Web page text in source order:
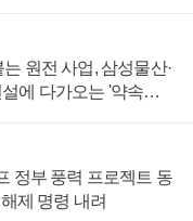
원전 사업, 삼성물산·
에 다가오는 '약속의
정부 풍력 프로젝트 동
제 명령 내려